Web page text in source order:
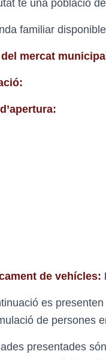
té una població de
familiar
mercat
de vehícles:
es
de persones
presentades